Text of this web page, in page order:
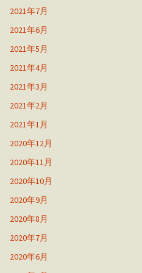
2021年7月
2021年6月
2021年5月
2021年4月
2021年3月
2021年2月
2021年1月
2020年12月
2020年11月
2020年10月
2020年9月
2020年8月
2020年7月
2020年6月